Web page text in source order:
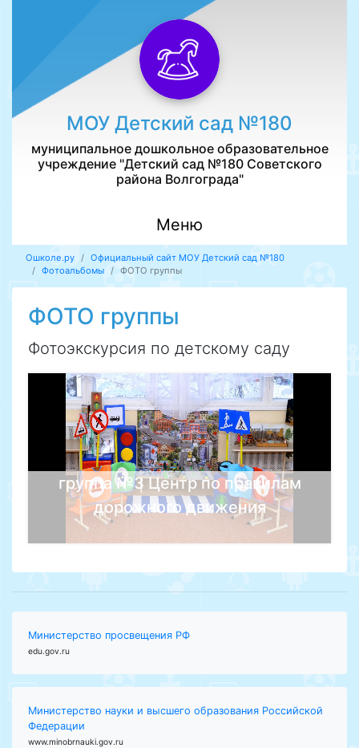
МОУ Детский сад №180
муниципальное дошкольное образовательное
учреждение "Детский сад №180 Советского
района Волгограда"
Меню
Ошколе.ру
Официальный сайт МОУ Детский сад №180
Фотоальбомы
ФОТО группы
ФОТО группы
Фотоэкскурсия по детскому саду
группа №3 Центр по правилам
дорожного движения
Министерство просвещения РФ
edu.gov.ru
Министерство науки и высшего образования Российской
Федерации
www.minobrnauki.gov.ru